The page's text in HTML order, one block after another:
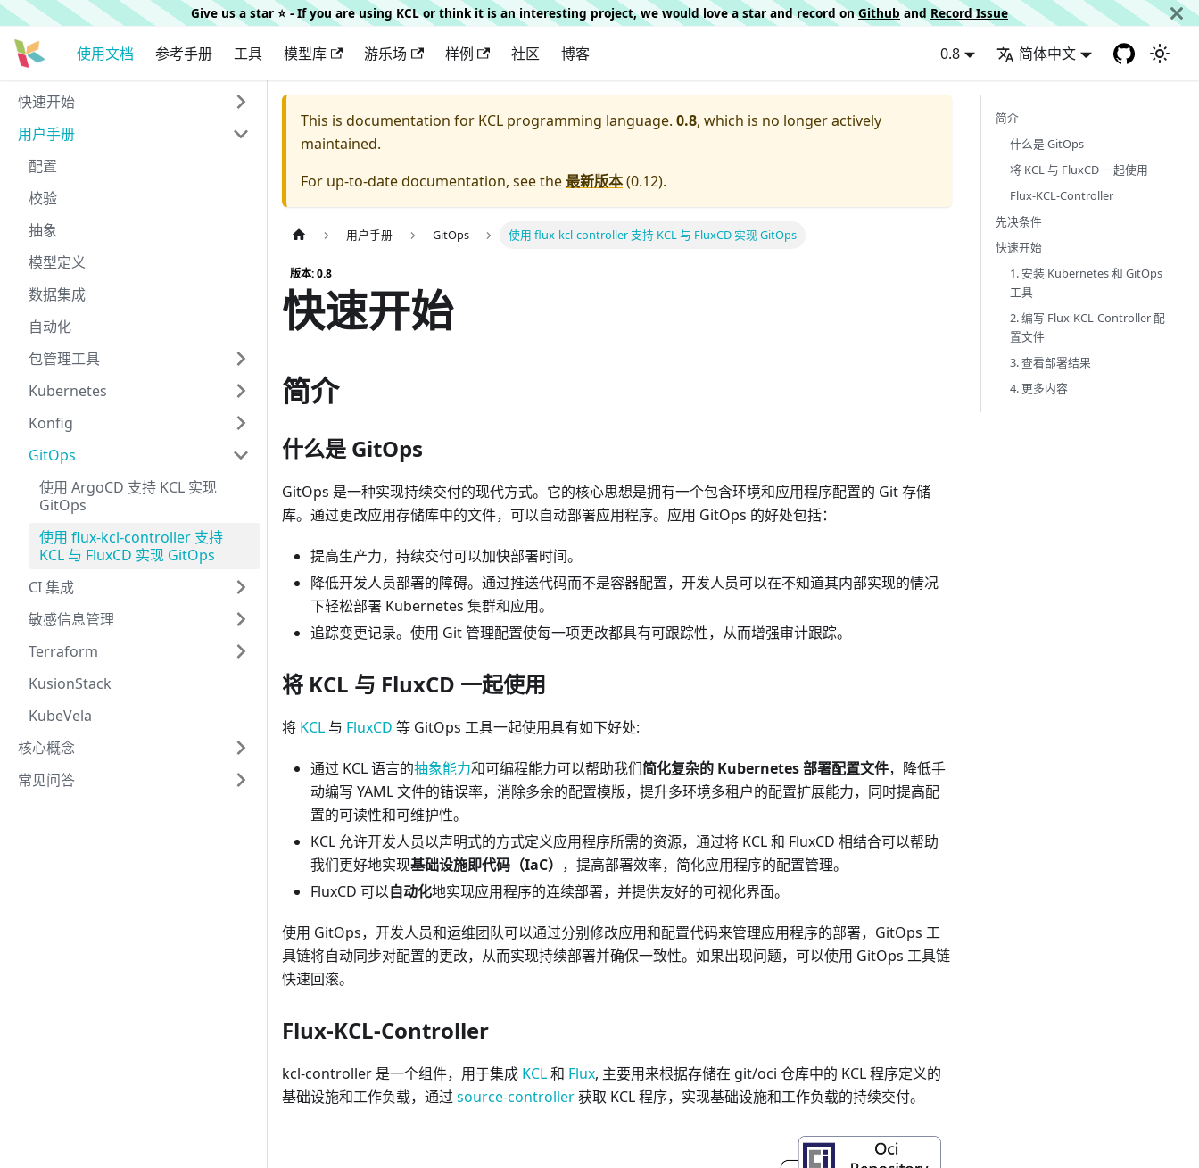
Give us a star ⭐️ - If you are using KCL or think it is an interesting project, we would love a star and record onGithub and Record Issue
使用文档 参考手册 工具 模型库 游乐场 样例 社区 博客 0.8 简体中文
快速开始
用户手册
配置
校验
抽象
模型定义
数据集成
自动化
包管理工具
Kubernetes
Konfig
GitOps
使用 ArgoCD 支持 KCL 实现
GitOps
使用 flux-kcl-controller 支持
KCL 与 FluxCD 实现 GitOps
CI 集成
敏感信息管理
Terraform
KusionStack
KubeVela
核心概念
常见问答
This is documentation for KCL programming language. 0.8, which is no longer actively
maintained.
For up-to-date documentation, see the最新版本(0.12).
用户手册 GitOps 使用 flux-kcl-controller 支持 KCL 与 FluxCD 实现 GitOps
版本: 0.8
快速开始
简介
什么是 GitOps
GitOps 是一种实现持续交付的现代方式。它的核心思想是拥有一个包含环境和应用程序配置的 Git 存储
库。通过更改应用存储库中的文件，可以自动部署应用程序。应用 GitOps 的好处包括：
提高生产力，持续交付可以加快部署时间。
降低开发人员部署的障碍。通过推送代码而不是容器配置，开发人员可以在不知道其内部实现的情况
下轻松部署 Kubernetes 集群和应用。
追踪变更记录。使用 Git 管理配置使每一项更改都具有可跟踪性，从而增强审计跟踪。
将 KCL 与 FluxCD 一起使用
将 KCL 与 FluxCD 等 GitOps 工具一起使用具有如下好处:
通过 KCL 语言的抽象能力和可编程能力可以帮助我们简化复杂的 Kubernetes 部署配置文件，降低手
动编写 YAML 文件的错误率，消除多余的配置模版，提升多环境多租户的配置扩展能力，同时提高配
置的可读性和可维护性。
KCL 允许开发人员以声明式的方式定义应用程序所需的资源，通过将 KCL 和 FluxCD 相结合可以帮助
我们更好地实现基础设施即代码（IaC） ，提高部署效率，简化应用程序的配置管理。
FluxCD 可以自动化地实现应用程序的连续部署，并提供友好的可视化界面。
使用 GitOps，开发人员和运维团队可以通过分别修改应用和配置代码来管理应用程序的部署，GitOps 工
具链将自动同步对配置的更改，从而实现持续部署并确保一致性。如果出现问题，可以使用 GitOps 工具链
快速回滚。
Flux-KCL-Controller
kcl-controller 是一个组件，用于集成 KCL和 Flux, 主要用来根据存储在 git/oci 仓库中的 KCL 程序定义的
基础设施和工作负载，通过 source-controller获取 KCL 程序，实现基础设施和工作负载的持续交付。
简介
什么是 GitOps
将 KCL 与 FluxCD 一起使用
Flux-KCL-Controller
先决条件
快速开始
1. 安装 Kubernetes 和 GitOps
工具
2. 编写 Flux-KCL-Controller 配
置文件
3. 查看部署结果
4. 更多内容